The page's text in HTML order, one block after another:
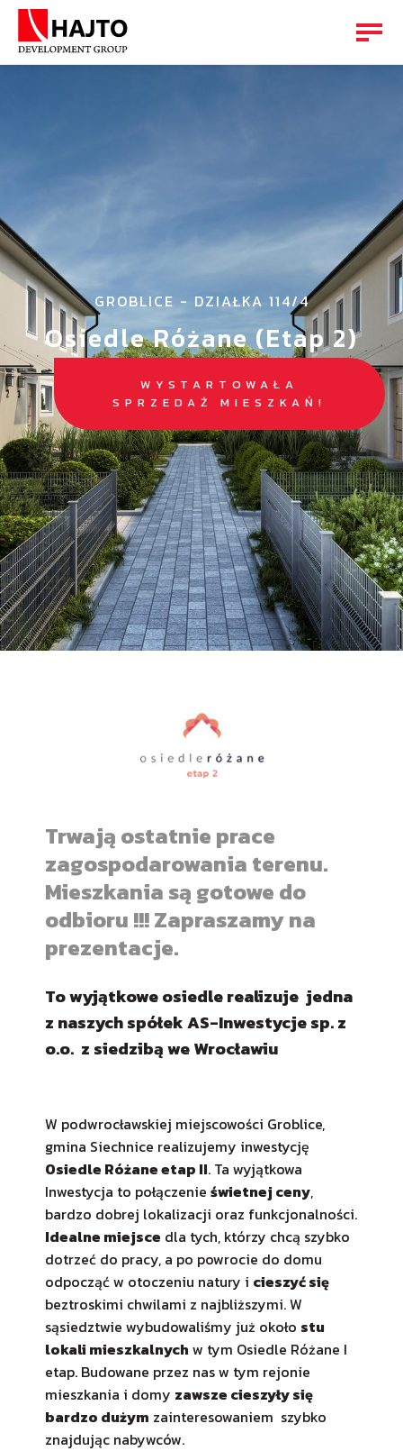
GROBLICE - DZIAŁKA 114/4
Osiedle Różane (Etap 2)
WYSTARTOWAŁA
SPRZEDAŻ MIESZKAŃ!
Trwają ostatnie prace
zagospodarowania terenu.
Mieszkania są gotowe do
odbioru !!! Zapraszamy na
prezentacje.
To wyjątkowe osiedle realizuje jedna
z naszych spółek AS-Inwestycje sp. z
o.o. z siedzibą we Wrocławiu
W podwrocławskiej miejscowości Groblice,
gmina Siechnice realizujemy inwestycję
Osiedle Różane etap II. Ta wyjątkowa
Inwestycja to połączenie świetnej ceny,
bardzo dobrej lokalizacji oraz funkcjonalności.
Idealne miejsce dla tych, którzy chcą szybko
dotrzeć do pracy, a po powrocie do domu
odpocząć w otoczeniu natury i cieszyć się
beztroskimi chwilami z najbliższymi. W
sąsiedztwie wybudowaliśmy już około stu
lokali mieszkalnych w tym Osiedle Różane I
etap. Budowane przez nas w tym rejonie
mieszkania i domy zawsze cieszyły się
bardzo dużym zainteresowaniem szybko
znajdując nabywców.